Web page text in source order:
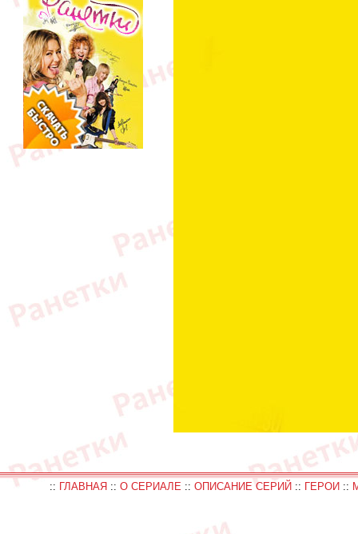
:: ГЛАВНАЯ :: О СЕРИАЛЕ:: ОПИСАНИЕ СЕРИЙ :: ГЕРОИ ::